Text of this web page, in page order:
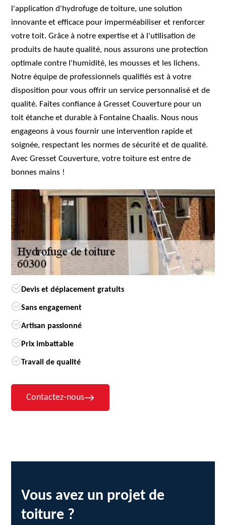
l'application d'hydrofuge de toiture, une solution
innovante et efficace pour imperméabiliser et renforcer
votre toit. Grâce à notre expertise et à l'utilisation de
produits de haute qualité, nous assurons une protection
optimale contre l'humidité, les mousses et les lichens.
Notre équipe de professionnels qualifiés est à votre
disposition pour vous offrir un service personnalisé et de
qualité. Faites confiance à Gresset Couverture pour un
toit étanche et durable à Fontaine Chaalis. Nous nous
engageons à vous fournir une intervention rapide et
soignée, respectant les normes de sécurité et de qualité.
Avec Gresset Couverture, votre toiture est entre de
bonnes mains !
Devis et déplacement gratuits
Sans engagement
Artisan passionné
Prix imbattable
Travail de qualité
Contactez-nous
Vous avez un projet de
toiture ?